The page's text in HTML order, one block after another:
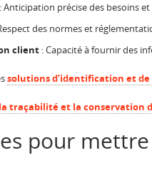
: Anticipation précise des besoins
des normes et
client : Capacité à fournir des
solutions d’identification et
traçabilité et la conservation
pour